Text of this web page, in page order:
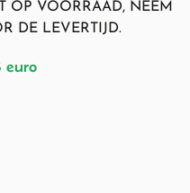
OP VOORRAAD, NEEM
DE LEVERTIJD.
euro